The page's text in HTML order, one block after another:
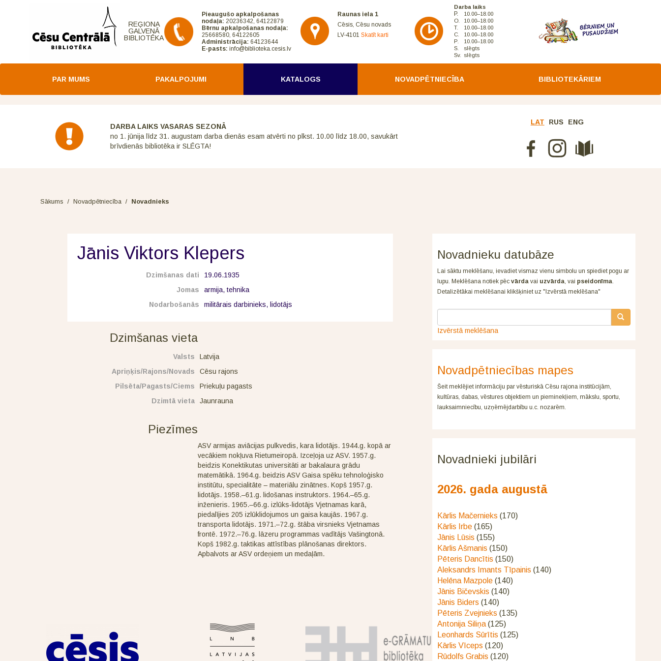
REĢIONA
GALVENĀ
BIBLIOTĒKA
Pieaugušo apkalpošanas
nodaļa: 20236342, 64122879
Bērnu apkalpošanas nodaļa:
25668580, 64122605
Administrācija: 64123644
E-pasts: info@biblioteka.cesis.lv
Raunas iela 1
Cēsis, Cēsu novads
LV-4101 Skatīt karti
Darba laiks
P.
10.00–18.00
O.
10.00–18.00
T.
10.00–18.00
C.
10.00–18.00
P.
10.00–18.00
S.
slēgts
Sv. slēgts
PAR MUMS PAKALPOJUMI KATALOGS NOVADPĒTNIECĪBA BIBLIOTEKĀRIEM
DARBA LAIKS VASARAS SEZONĀ
no 1. jūnija līdz 31. augustam darba dienās esam atvērti no plkst. 10.00 līdz 18.00, savukārt
brīvdienās bibliotēka ir SLĒGTA!
LAT RUS ENG
Novadnieku datubāze
Lai sāktu meklēšanu, ievadiet vismaz vienu simbolu un spiediet pogu ar
lupu. Meklēšana notiek pēc vārdavai uzvārda, vai pseidonīma.
Detalizētākai meklēšanai klikšķiniet uz "Izvērstā meklēšana"
Izvērstā meklēšana
Novadpētniecības mapes
Šeit meklējiet informāciju par vēsturiskā Cēsu rajona institūcijām,
kultūras, dabas, vēstures objektiem un pieminekļiem, mākslu, sportu,
lauksaimniecību, uzņēmējdarbību u.c. nozarēm.
Novadnieki jubilāri
2026. gada augustā
Kārlis Mačernieks (170)
Kārlis Irbe(165)
Jānis Lūsis (155)
Kārlis Ašmanis (150)
Pēteris Dancītis (150)
Aleksandrs Imants Tīpainis (140)
Helēna Mazpole(140)
Jānis Bičevskis (140)
Jānis Biders (140)
Pēteris Zvejnieks (135)
Antonija Siliņa(125)
Leonhards Sūrītis (125)
Kārlis Vīceps (120)
Rūdolfs Grabis (120)
Sākums / Novadpētniecība / Novadnieks
Jānis Viktors Klepers
Dzimšanas dati
19.06.1935
Jomas
armija, tehnika
Nodarbošanās
militārais darbinieks, lidotājs
Dzimšanas vieta
Valsts
Latvija
Apriņķis/Rajons/Novads
Cēsu rajons
Pilsēta/Pagasts/Ciems
Priekuļu pagasts
Dzimtā vieta
Jaunrauna
Piezīmes
ASV armijas aviācijas pulkvedis, kara lidotājs. 1944.g. kopā ar
vecākiem nokļuva Rietumeiropā. Izceļoja uz ASV. 1957.g.
beidzis Konektikutas universitāti ar bakalaura grādu
matemātikā. 1964.g. beidzis ASV Gaisa spēku tehnoloģisko
institūtu, specialitāte – materiālu zinātnes. Kopš 1957.g.
lidotājs. 1958.–61.g. lidošanas instruktors. 1964.–65.g.
inženieris. 1965.–66.g. izlūks-lidotājs Vjetnamas karā,
piedalījies 205 izlūklidojumos un gaisa kaujās. 1967.g.
transporta lidotājs. 1971.–72.g. štāba virsnieks Vjetnamas
frontē. 1972.–76.g. lāzeru programmas vadītājs Vašingtonā.
Kopš 1982.g. taktikas attīstības plānošanas direktors.
Apbalvots ar ASV ordeņiem un medaļām.